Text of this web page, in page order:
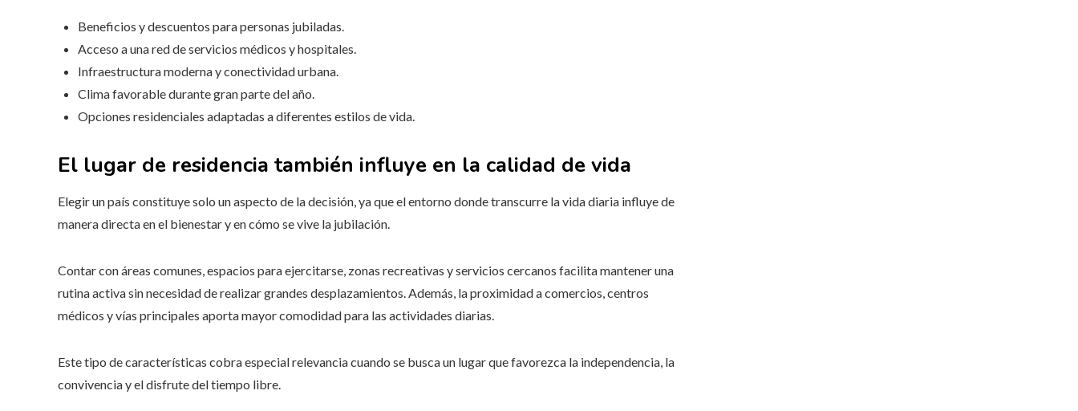
Beneficios y descuentos para personas jubiladas.
Acceso a una red de servicios médicos y hospitales.
Infraestructura moderna y conectividad urbana.
Clima favorable durante gran parte del año.
Opciones residenciales adaptadas a diferentes estilos de vida.
El lugar de residencia también influye en la calidad de vida
Elegir un país constituye solo un aspecto de la decisión, ya que el entorno donde transcurre la vida diaria influye de
manera directa en el bienestar y en cómo se vive la jubilación.
Contar con áreas comunes, espacios para ejercitarse, zonas recreativas y servicios cercanos facilita mantener una
rutina activa sin necesidad de realizar grandes desplazamientos. Además, la proximidad a comercios, centros
médicos y vías principales aporta mayor comodidad para las actividades diarias.
Este tipo de características cobra especial relevancia cuando se busca un lugar que favorezca la independencia, la
convivencia y el disfrute del tiempo libre.